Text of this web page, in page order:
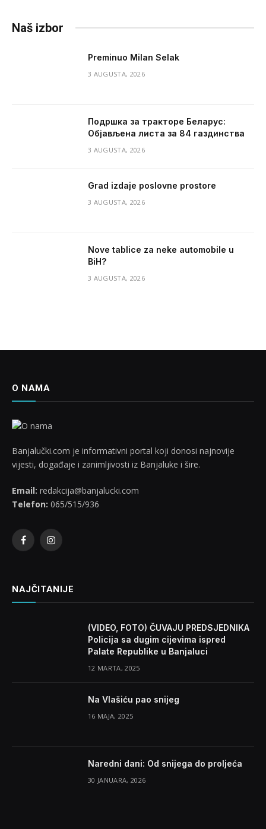
Naš izbor
Preminuo Milan Selak
3 AUGUSTA, 2026
Подршка за тракторе Беларус:
Објављена листа за 84 газдинства
3 AUGUSTA, 2026
Grad izdaje poslovne prostore
3 AUGUSTA, 2026
Nove tablice za neke automobile u
BiH?
3 AUGUSTA, 2026
O NAMA
Banjalučki.com je informativni portal koji donosi najnovije
vijesti, događaje i zanimljivosti iz Banjaluke i šire.
Email: redakcija@banjalucki.com
Telefon: 065/515/936
FacebookInstagram
NAJČITANIJE
(VIDEO, FOTO) ČUVAJU PREDSJEDNIKA
Policija sa dugim cijevima ispred
Palate Republike u Banjaluci
12 MARTA, 2025
Na Vlašiću pao snijeg
16 MAJA, 2025
Naredni dani: Od snijega do proljeća
30 JANUARA, 2026